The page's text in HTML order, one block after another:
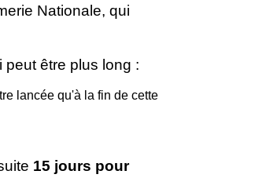
Nationale, qui
peut être plus long :
lancée qu'à la fin de cette
15 jours pour